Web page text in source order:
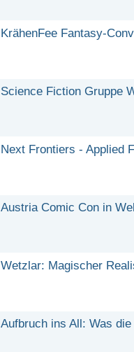
KrähenFee Fantasy-
Science Fiction Gruppe
Next Frontiers - Applied
Austria Comic Con in
Wetzlar: Magischer
Aufbruch ins All: Was